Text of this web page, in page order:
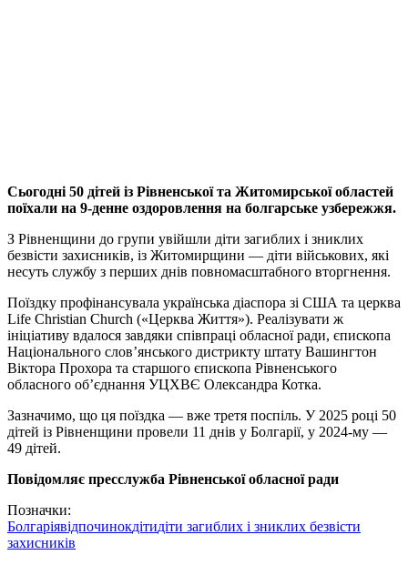
Сьогодні 50 дітей із Рівненської та Житомирської областей
поїхали на 9-денне оздоровлення на болгарське узбережжя.
З Рівненщини до групи увійшли діти загиблих і зниклих
безвісти захисників, із Житомирщини — діти військових, які
несуть службу з перших днів повномасштабного вторгнення.
Поїздку профінансувала українська діаспора зі США та церква
Life Christian Church («Церква Життя»). Реалізувати ж
ініціативу вдалося завдяки співпраці обласної ради, єпископа
Національного слов’янського дистрикту штату Вашингтон
Віктора Прохора та старшого єпископа Рівненського
обласного об’єднання УЦХВЄ Олександра Котка.
Зазначимо, що ця поїздка — вже третя поспіль. У 2025 році 50
дітей із Рівненщини провели 11 днів у Болгарії, у 2024-му —
49 дітей.
Повідомляє пресслужба Рівненської обласної ради
Позначки:
Болгаріявідпочинокдітидіти загиблих і зниклих безвісти
захисників